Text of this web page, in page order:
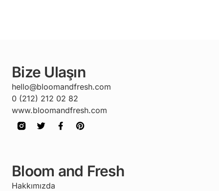
Bize Ulaşın
hello@bloomandfresh.com
0 (212) 212 02 82
www.bloomandfresh.com
Bloom and Fresh
Hakkımızda